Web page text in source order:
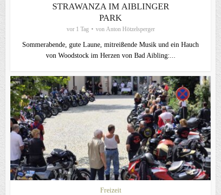
STRAWANZA IM AIBLINGER
PARK
vor 1 Tag von Anton Hötzelsperger
Sommerabende, gute Laune, mitreißende Musik und ein Hauch
von Woodstock im Herzen von Bad Aibling:...
Freizeit